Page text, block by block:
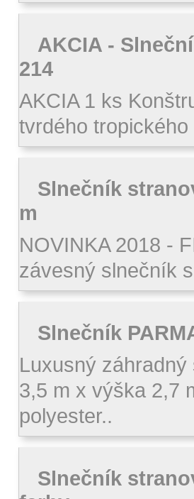
AKCIA -
214
AKCIA 1 ks
tvrdého
Slnečník
m
NOVINKA 2018 -
závesný slnečník
Slnečník
Luxusný
3,5 m x výška 2,7
polyester..
Slnečník